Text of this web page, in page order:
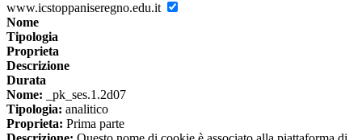
www.icstoppaniseregno.edu.it
Nome
Tipologia
Proprieta
Descrizione
Durata
Nome: _pk_ses.1.2d07
Tipologia: analitico
Proprieta: Prima parte